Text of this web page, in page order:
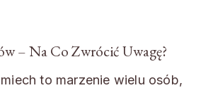
– Na Co Zwrócić Uwagę?
to marzenie wielu osób,